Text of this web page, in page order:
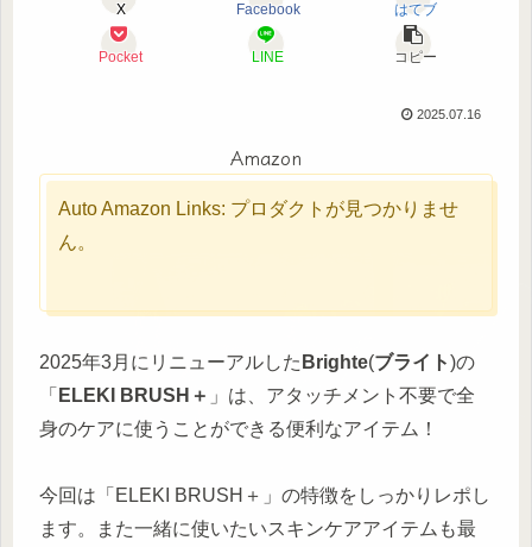
X Facebook はてブ
Pocket LINE コピー
2025.07.16
Amazon
Auto Amazon Links: プロダクトが見つかりませ
ん。
2025年3月にリニューアルした Brighte(ブライト)の
「 ELEKI BRUSH＋ 」は、アタッチメント不要で全
身のケアに使うことができる便利なアイテム！
今回は「ELEKI BRUSH＋」の特徴をしっかりレポし
ます。また一緒に使いたいスキンケアアイテムも最